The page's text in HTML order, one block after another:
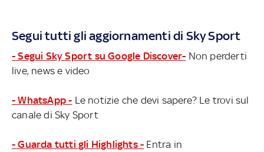
Segui tutti gli aggiornamenti di Sky Sport
- Segui Sky Sport su Google Discover- Non perderti
live, news e video
- WhatsApp - Le notizie che devi sapere? Le trovi sul
canale di Sky Sport
- Guarda tutti gli Highlights - Entra in